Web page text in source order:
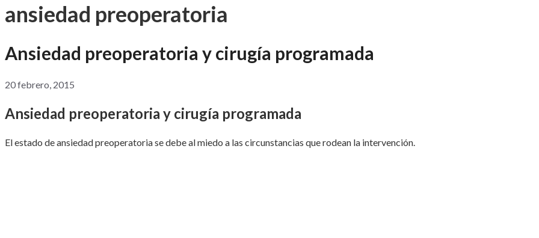
ansiedad preoperatoria
Ansiedad preoperatoria y cirugía programada
20 febrero, 2015
Ansiedad preoperatoria y cirugía programada
El estado de ansiedad preoperatoria se debe al miedo a las circunstancias que rodean la intervención.